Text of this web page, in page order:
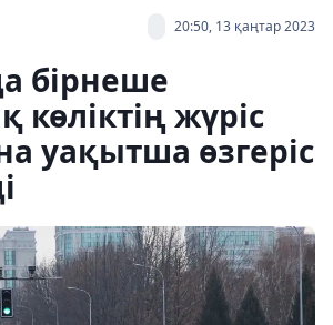
20:50, 13 қаңтар 2023
бірнеше
көліктің жүріс
уақытша өзгеріс